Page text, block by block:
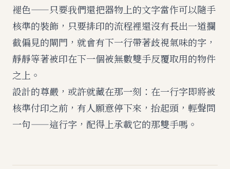
褪色——只要我們還把器物上的文字當作可以隨手
核準的裝飾，只要排印的流程裡還沒有長出一道攔
截偏見的閘門，就會有下一行帶著歧視氣味的字，
靜靜等著被印在下一個被無數雙手反覆取用的物件
之上。
設計的尊嚴，或許就藏在那一刻：在一行字即將被
核準付印之前，有人願意停下來，抬起頭，輕聲問
一句——這行字，配得上承載它的那雙手嗎。